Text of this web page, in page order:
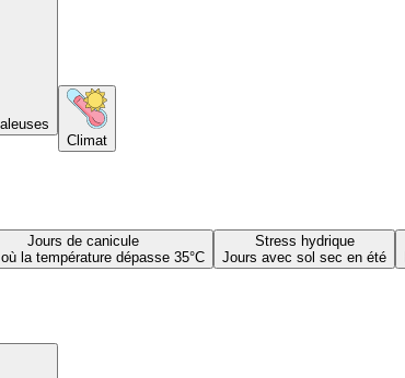
Climat
Jours de canicule
la température dépasse 35°C
Stress hydrique
Jours avec sol sec en été